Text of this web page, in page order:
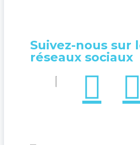
Suivez-nous sur
réseaux sociaux